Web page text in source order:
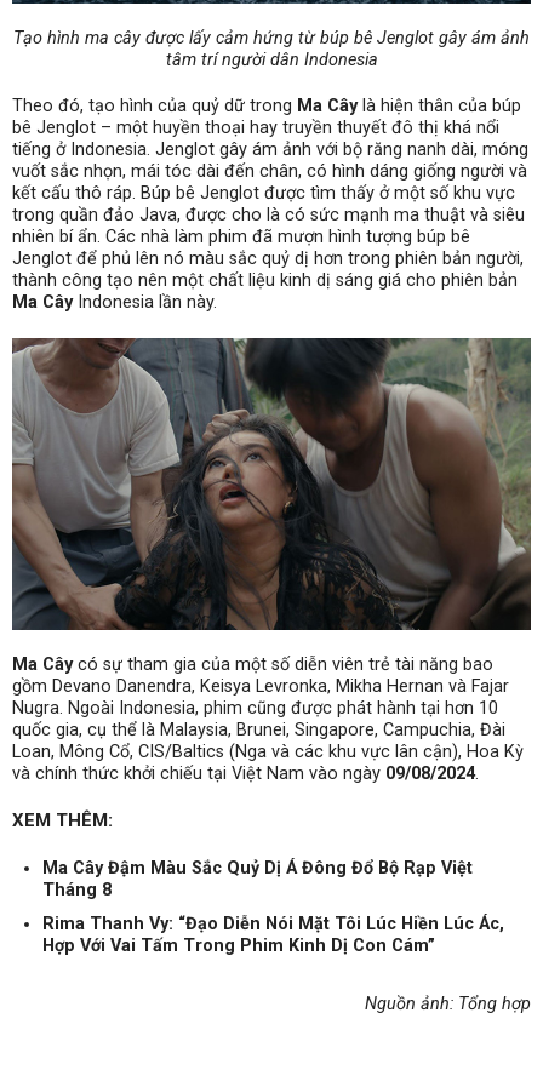
Tạo hình ma cây được lấy cảm hứng từ búp bê Jenglot gây ám ảnh
tâm trí người dân Indonesia
Theo đó, tạo hình của quỷ dữ trong Ma Câylà hiện thân của búp
bê Jenglot – một huyền thoại hay truyền thuyết đô thị khá nổi
tiếng ở Indonesia. Jenglot gây ám ảnh với bộ răng nanh dài, móng
vuốt sắc nhọn, mái tóc dài đến chân, có hình dáng giống người và
kết cấu thô ráp. Búp bê Jenglot được tìm thấy ở một số khu vực
trong quần đảo Java, được cho là có sức mạnh ma thuật và siêu
nhiên bí ẩn. Các nhà làm phim đã mượn hình tượng búp bê
Jenglot để phủ lên nó màu sắc quỷ dị hơn trong phiên bản người,
thành công tạo nên một chất liệu kinh dị sáng giá cho phiên bản
Ma Cây Indonesia lần này.
Ma Câycó sự tham gia của một số diễn viên trẻ tài năng bao
gồm Devano Danendra, Keisya Levronka, Mikha Hernan và Fajar
Nugra. Ngoài Indonesia, phim cũng được phát hành tại hơn 10
quốc gia, cụ thể là Malaysia, Brunei, Singapore, Campuchia, Đài
Loan, Mông Cổ, CIS/Baltics (Nga và các khu vực lân cận), Hoa Kỳ
và chính thức khởi chiếu tại Việt Nam vào ngày 09/08/2024.
XEM THÊM:
Ma Cây Đậm Màu Sắc Quỷ Dị Á Đông Đổ Bộ Rạp Việt
Tháng 8
Rima Thanh Vy: “Đạo Diễn Nói Mặt Tôi Lúc Hiền Lúc Ác,
Hợp Với Vai Tấm Trong Phim Kinh Dị Con Cám”
Nguồn ảnh: Tổng hợp